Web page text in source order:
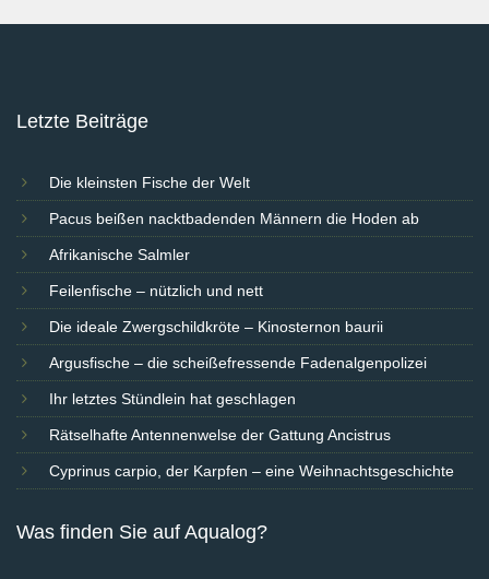
Letzte Beiträge
Die kleinsten Fische der Welt
Pacus beißen nacktbadenden Männern die Hoden ab
Afrikanische Salmler
Feilenfische – nützlich und nett
Die ideale Zwergschildkröte – Kinosternon baurii
Argusfische – die scheißefressende Fadenalgenpolizei
Ihr letztes Stündlein hat geschlagen
Rätselhafte Antennenwelse der Gattung Ancistrus
Cyprinus carpio, der Karpfen – eine Weihnachtsgeschichte
Was finden Sie auf Aqualog?